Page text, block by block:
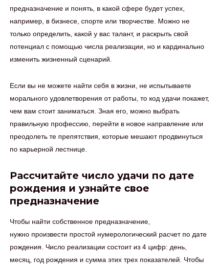
предназначение и понять, в какой сфере будет успех,
например, в бизнесе, спорте или творчестве. Можно не
только определить, какой у вас талант, и раскрыть свой
потенциал с помощью числа реализации, но и кардинально
изменить жизненный сценарий.
Если вы не можете найти себя в жизни, не испытываете
морального удовлетворения от работы, то код удачи покажет,
чем вам стоит заниматься. Зная его, можно выбрать
правильную профессию, перейти в новое направление или
преодолеть те препятствия, которые мешают продвинуться
по карьерной лестнице.
Рассчитайте число удачи по дате
рождения и узнайте свое
предназначение
Чтобы найти собственное предназначение,
нужно произвести простой нумерологический расчет по дате
рождения. Число реализации состоит из 4 цифр: день,
месяц, год рождения и сумма этих трех показателей. Чтобы